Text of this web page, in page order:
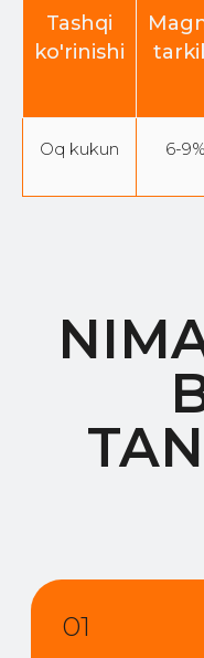
Tashqi
ko'rinishi
Oq kukun 6-9%
02